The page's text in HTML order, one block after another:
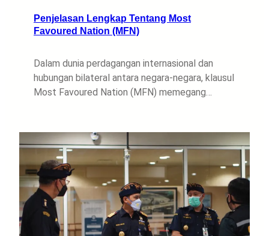
Penjelasan Lengkap Tentang Most
Favoured Nation (MFN)
Dalam dunia perdagangan internasional dan
hubungan bilateral antara negara-negara, klausul
Most Favoured Nation (MFN) memegang…